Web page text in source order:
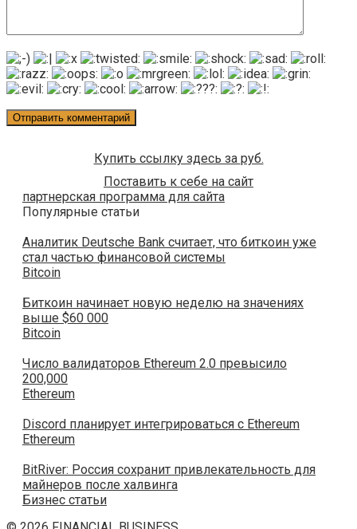
Купить ссылку здесь за руб.
Поставить к себе на сайт
партнерская программа для сайта
Популярные статьи
Аналитик Deutsche Bank считает, что биткоин уже
стал частью финансовой системы
Bitcoin
Биткоин начинает новую неделю на значениях
выше $60 000
Bitcoin
Число валидаторов Ethereum 2.0 превысило
200,000
Ethereum
Discord планирует интегрироваться с Ethereum
Ethereum
BitRiver: Россия сохранит привлекательность для
майнеров после халвинга
Бизнес статьи